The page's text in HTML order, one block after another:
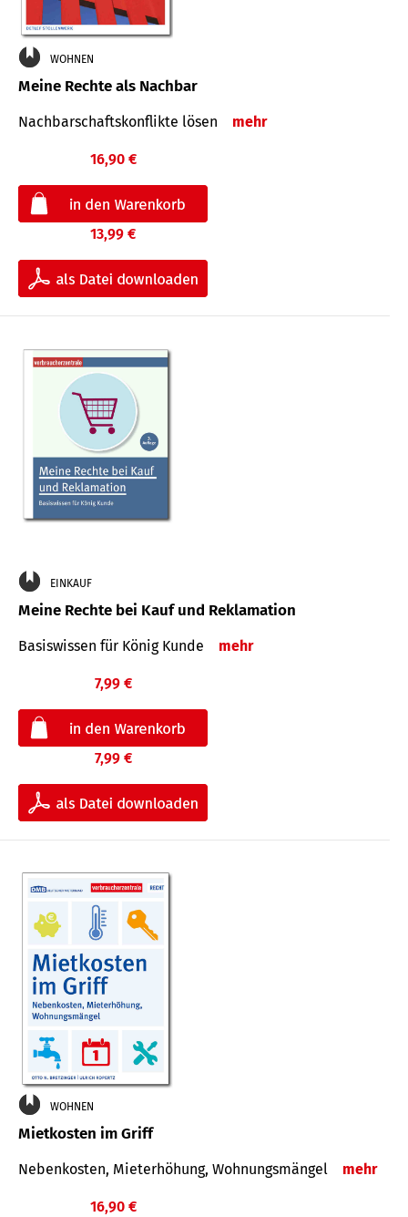
WOHNEN
Meine Rechte als Nachbar
Nach­bar­schafts­konflikte lösen mehr
16,90 €
13,99 €
EINKAUF
Meine Rechte bei Kauf und Reklamation
Basiswissen für König Kunde mehr
7,99 €
7,99 €
WOHNEN
Mietkosten im Griff
Nebenkosten, Mieterhöhung, Wohnungsmängel mehr
16,90 €